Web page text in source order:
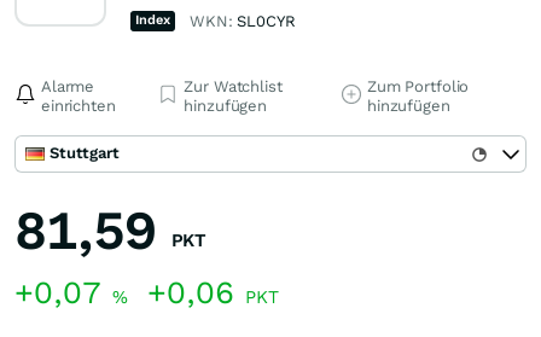
Index WKN:SL0CYR
Alarme
einrichten
Zur Watchlist
hinzufügen
Zum Portfolio
hinzufügen
Stuttgart
81,59 PKT
+0,07 % +0,06 PKT